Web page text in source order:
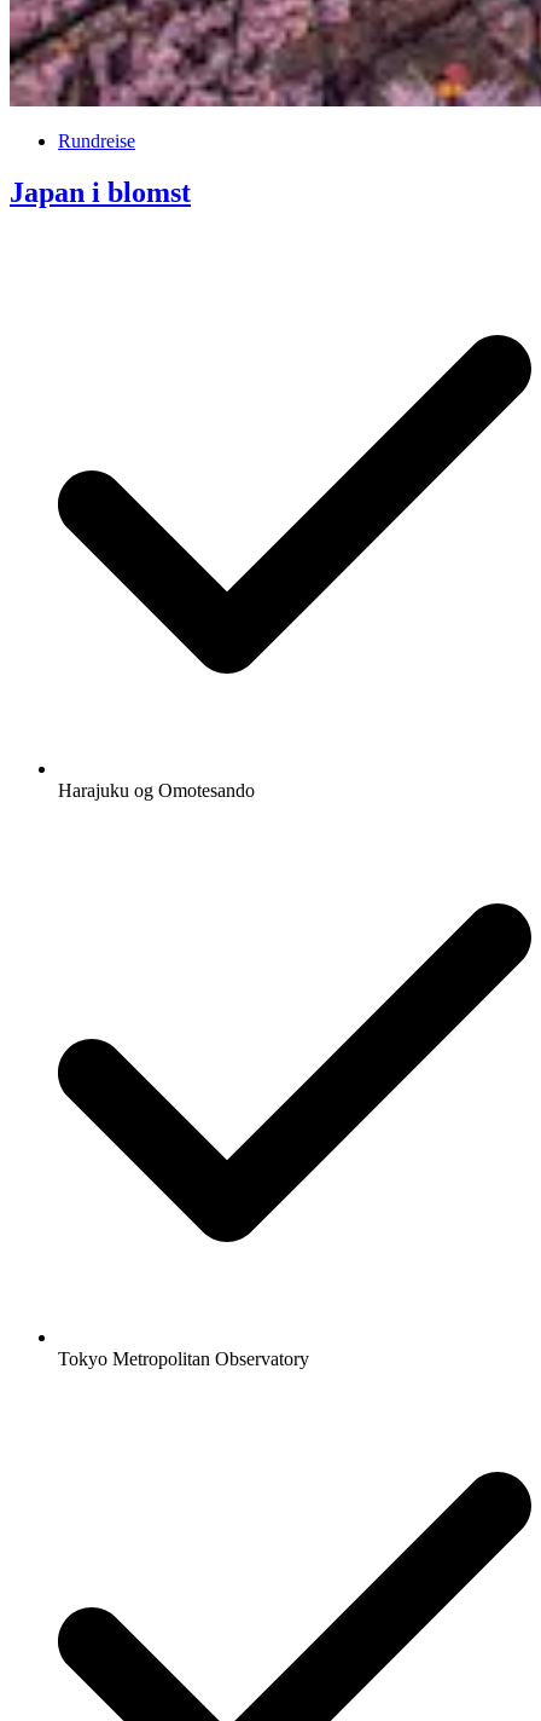
Rundreise
Japan i blomst
Harajuku og Omotesando
Tokyo Metropolitan Observatory